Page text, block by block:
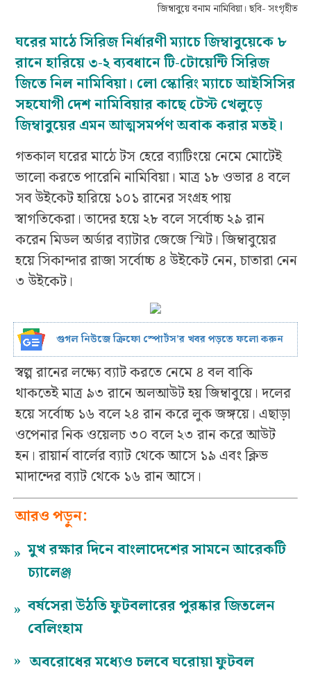
জিম্বাবুয়ে বনাম নামিবিয়া। ছবি- সংগৃহীত
ঘরের মাঠে সিরিজ নির্ধারণী ম্যাচে জিম্বাবুয়েকে ৮
রানে হারিয়ে ৩-২ ব্যবধানে টি-টোয়েন্টি সিরিজ
জিতে নিল নামিবিয়া। লো স্কোরিং ম্যাচে আইসিসির
সহযোগী দেশ নামিবিয়ার কাছে টেস্ট খেলুড়ে
জিম্বাবুয়ের এমন আত্মসমর্পণ অবাক করার মতই।
গতকাল ঘরের মাঠে টস হেরে ব্যাটিংয়ে নেমে মোটেই
ভালো করতে পারেনি নামিবিয়া। মাত্র ১৮ ওভার ৪ বলে
সব উইকেট হারিয়ে ১০১ রানের সংগ্রহ পায়
স্বাগতিকেরা। তাদের হয়ে ২৮ বলে সর্বোচ্চ ২৯ রান
করেন মিডল অর্ডার ব্যাটার জেজে স্মিট। জিম্বাবুয়ের
হয়ে সিকান্দার রাজা সর্বোচ্চ ৪ উইকেট নেন, চাতারা নেন
৩ উইকেট।
গুগল নিউজে ক্রিফো স্পোর্টস’র খবর পড়তে ফলো করুন
স্বল্প রানের লক্ষ্যে ব্যাট করতে নেমে ৪ বল বাকি
থাকতেই মাত্র ৯৩ রানে অলআউট হয় জিম্বাবুয়ে। দলের
হয়ে সর্বোচ্চ ১৬ বলে ২৪ রান করে লুক জঙ্গয়ে। এছাড়া
ওপেনার নিক ওয়েলচ ৩০ বলে ২৩ রান করে আউট
হন। রায়ার্ন বার্লের ব্যাট থেকে আসে ১৯ এবং ক্লিভ
মাদান্দের ব্যাট থেকে ১৬ রান আসে।
আরও পড়ুন:
» মুখ রক্ষার দিনে বাংলাদেশের সামনে আরেকটি
চ্যালেঞ্জ
» বর্ষসেরা উঠতি ফুটবলারের পুরষ্কার জিতলেন
বেলিংহাম
» অবরোধের মধ্যেও চলবে ঘরোয়া ফুটবল